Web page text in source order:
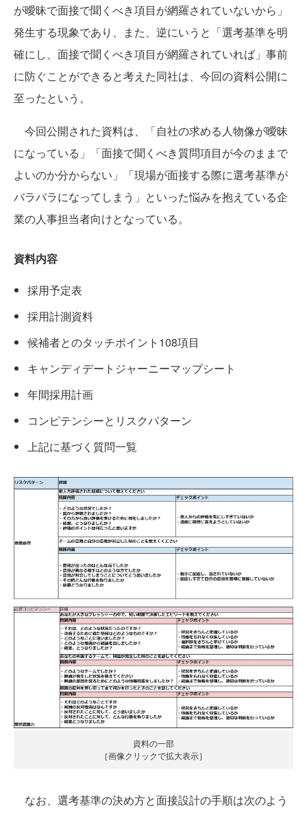
が曖昧で面接で聞くべき項目が網羅されていないから」
発生する現象であり、また、逆にいうと「選考基準を明
確にし、面接で聞くべき項目が網羅されていれば」事前
に防ぐことができると考えた同社は、今回の資料公開に
至ったという。
今回公開された資料は、「自社の求める人物像が曖昧
になっている」「面接で聞くべき質問項目が今のままで
よいのか分からない」「現場が面接する際に選考基準が
バラバラになってしまう」といった悩みを抱えている企
業の人事担当者向けとなっている。
資料内容
採用予定表
採用計測資料
候補者とのタッチポイント108項目
キャンディデートジャーニーマップシート
年間採用計画
コンピテンシーとリスクパターン
上記に基づく質問一覧
資料の一部
［画像クリックで拡大表示］
なお、選考基準の決め方と面接設計の手順は次のよう